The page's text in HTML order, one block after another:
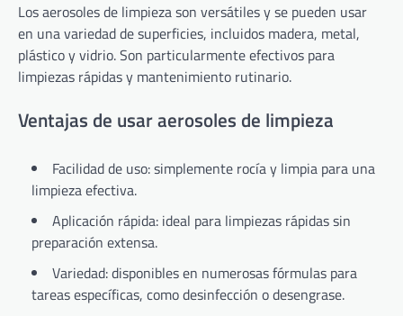
Los aerosoles de limpieza son versátiles y se pueden usar
en una variedad de superficies, incluidos madera, metal,
plástico y vidrio. Son particularmente efectivos para
limpiezas rápidas y mantenimiento rutinario.
Ventajas de usar aerosoles de limpieza
Facilidad de uso: simplemente rocía y limpia para una
limpieza efectiva.
Aplicación rápida: ideal para limpiezas rápidas sin
preparación extensa.
Variedad: disponibles en numerosas fórmulas para
tareas específicas, como desinfección o desengrase.